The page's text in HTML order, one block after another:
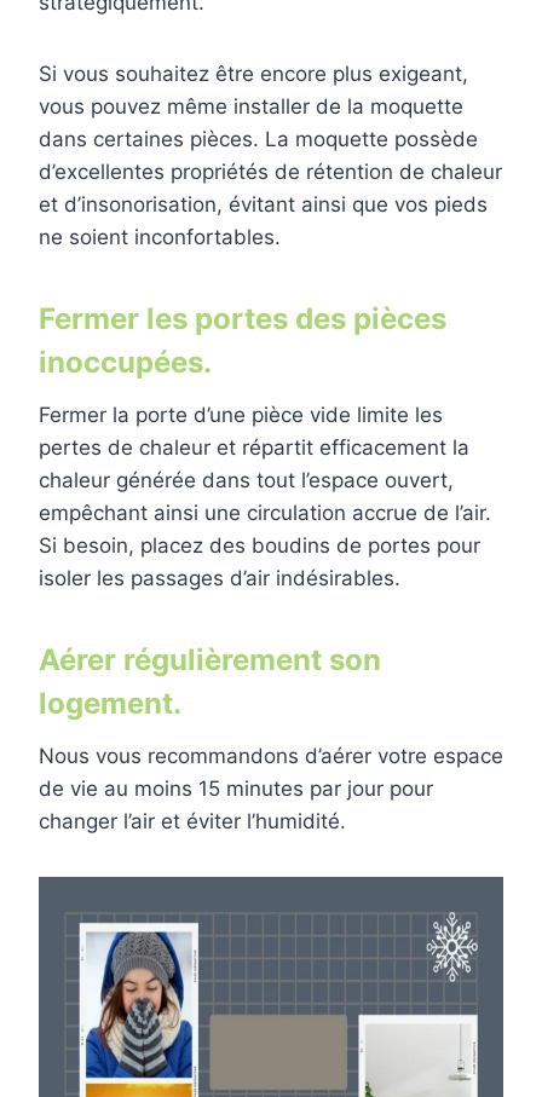
Si vous souhaitez être encore plus exigeant,
vous pouvez même installer de la moquette
dans certaines pièces. La moquette possède
d’excellentes propriétés de rétention de chaleur
et d’insonorisation, évitant ainsi que vos pieds
ne soient inconfortables.
Fermer les portes des pièces
inoccupées.
Fermer la porte d’une pièce vide limite les
pertes de chaleur et répartit efficacement la
chaleur générée dans tout l’espace ouvert,
empêchant ainsi une circulation accrue de l’air.
Si besoin, placez des boudins de portes pour
isoler les passages d’air indésirables.
Aérer régulièrement son
logement.
Nous vous recommandons d’aérer votre espace
de vie au moins 15 minutes par jour pour
changer l’air et éviter l’humidité.